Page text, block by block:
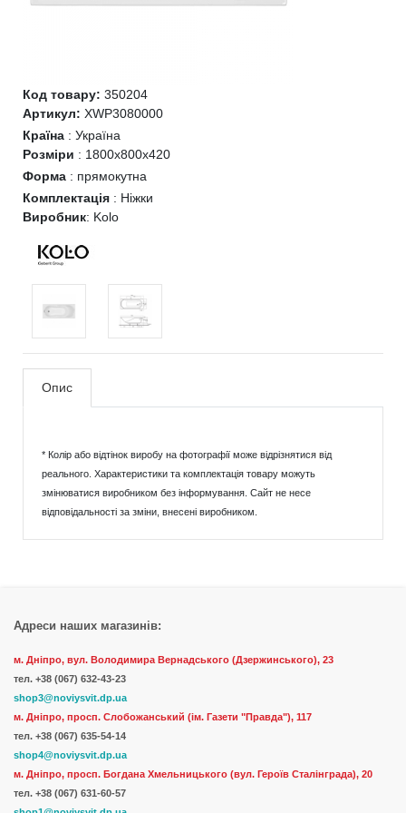
Код товару: 350204
Артикул: XWP3080000
Країна : Україна
Розміри : 1800x800x420
Форма : прямокутна
Комплектація : Ніжки
Виробник: Kolo
Опис
* Колір або відтінок виробу на фотографії може відрізнятися від
реального. Характеристики та комплектація товару можуть
змінюватися виробником без інформування. Сайт не несе
відповідальності за зміни, внесені виробником.
Адреси наших магазинів:
м. Дніпро, вул. Володимира Вернадського (Дзержинського), 23
тел. +38 (067) 632-43-23
shop3@noviysvit.dp.ua
м. Дніпро, просп. Слобожанський (ім. Газети "Правда"), 117
тел. +38 (067) 635-54-14
shop4@noviysvit.dp.ua
м. Дніпро, просп. Богдана Хмельницького (вул. Героїв Сталінграда), 20
тел. +38 (067) 631-60-57